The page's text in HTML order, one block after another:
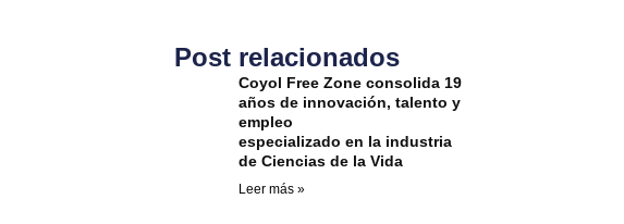
Post relacionados
Coyol Free Zone consolida 19
años de innovación, talento y
empleo
especializado en la industria
de Ciencias de la Vida
Leer más »